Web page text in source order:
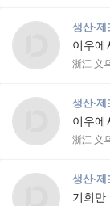
생산·제
이우에
浙江 义
생산·제
이우에
浙江 义
생산·제
기회만